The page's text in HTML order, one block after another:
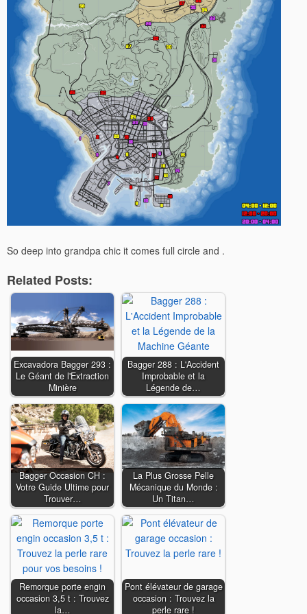
So deep into grandpa chic it comes full circle and .
Related Posts:
Excavadora Bagger 293 :
Le Géant de l'Extraction
Minière
Bagger 288 : L'Accident
Improbable et la
Légende de…
Bagger Occasion CH :
Votre Guide Ultime pour
Trouver…
La Plus Grosse Pelle
Mécanique du Monde :
Un Titan…
Remorque porte engin
occasion 3,5 t : Trouvez
la…
Pont élévateur de garage
occasion : Trouvez la
perle rare !